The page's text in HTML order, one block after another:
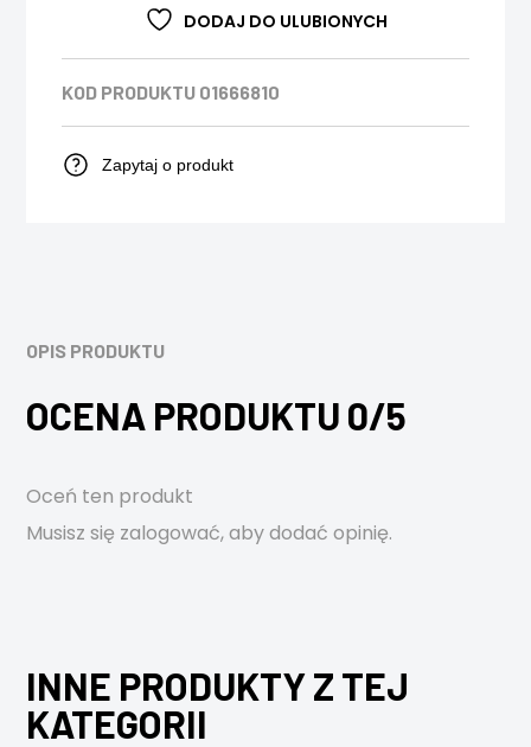
DODAJ DO ULUBIONYCH
KOD PRODUKTU 01666810
Zapytaj o produkt
OPIS PRODUKTU
OCENA PRODUKTU 0/5
Oceń ten produkt
Musisz się zalogować, aby dodać opinię.
INNE PRODUKTY Z TEJ
KATEGORII